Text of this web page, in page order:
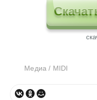
Медиа / MIDI